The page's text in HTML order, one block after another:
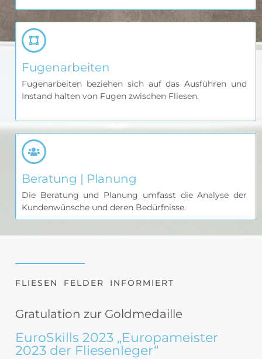
Fugenarbeiten
Fugenarbeiten beziehen sich auf das Ausführen und
Instand halten von Fugen zwischen Fliesen.
Beratung | Planung
Die Beratung und Planung umfasst die Analyse der
Kundenwünsche und deren Bedürfnisse.
FLIESEN FELDER INFORMIERT
Gratulation zur Goldmedaille
EuroSkills 2023 „Europameister
2023 der Fliesenleger“